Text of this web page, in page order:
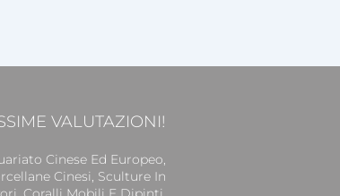
VALUTAZIONI!
Cinese Ed Europeo,
Cinesi, Sculture In